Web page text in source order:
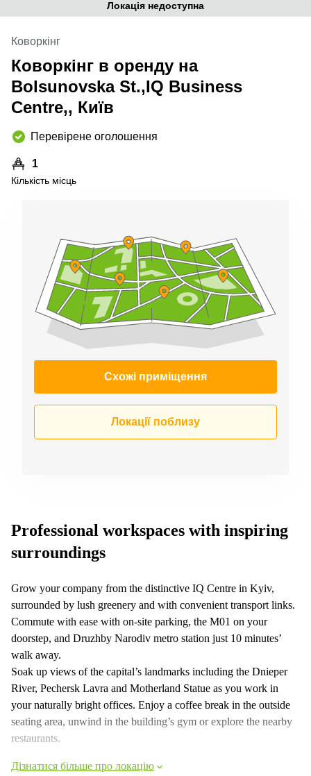
Локація недоступна
Коворкінг
Коворкінг в оренду на
Bolsunovska St.,IQ Business
Centre,, Київ
Перевірене оголошення
1
Кількість місць
Схожі приміщення
Локації поблизу
Professional workspaces with inspiring
surroundings
Grow your company from the distinctive IQ Centre in Kyiv,
surrounded by lush greenery and with convenient transport links.
Commute with ease with on-site parking, the M01 on your
doorstep, and Druzhby Narodiv metro station just 10 minutes’
walk away.
Soak up views of the capital’s landmarks including the Dnieper
River, Pechersk Lavra and Motherland Statue as you work in
your naturally bright offices. Enjoy a coffee break in the outside
seating area, unwind in the building’s gym or explore the nearby
restaurants.
Дізнатися більше про локацію